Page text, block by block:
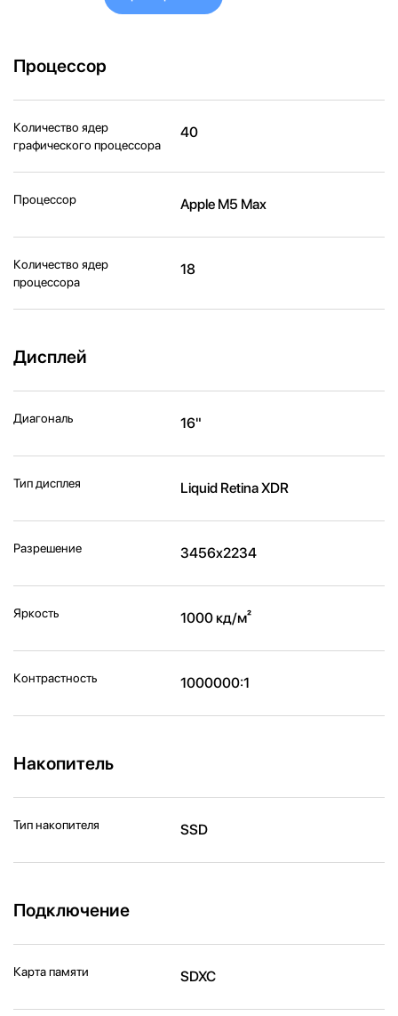
Процессор
Количество ядер
графического процессора
40
Процессор Apple M5 Max
Количество ядер
процессора
18
Дисплей
Диагональ 16"
Тип дисплея Liquid Retina XDR
Разрешение 3456x2234
Яркость 1000 кд/м²
Контрастность 1000000:1
Накопитель
Тип накопителя SSD
Подключение
Карта памяти SDXC